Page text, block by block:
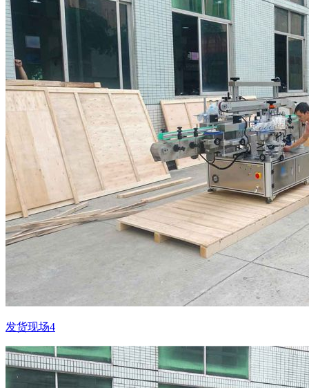
发货现场4